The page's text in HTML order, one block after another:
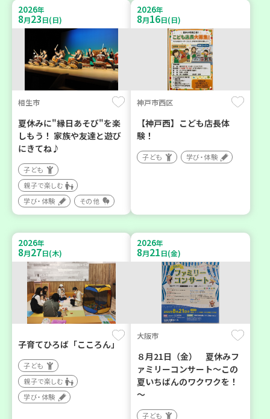
2026年
8月23日(日)
相生市
夏休みに"縁日あそび"を楽
しもう！ 家族や友達と遊び
にきてね♪
子ども
親子で楽しむ
学び・体験
その他
2026年
8月16日(日)
神戸市西区
【神戸西】こども店長体
験！
子ども 学び・体験
2026年
8月27日(木)
子育てひろば「こころん」
子ども
親子で楽しむ
学び・体験
2026年
8月21日(金)
大阪市
８月21日（金） 夏休みフ
ァミリーコンサート～この
夏いちばんのワクワクを！
～
子ども